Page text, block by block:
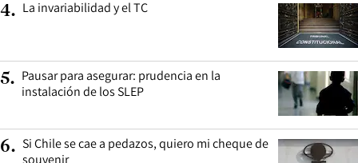
4. La invariabilidad y el TC
5. Pausar para asegurar: prudencia en la
instalación de los SLEP
6. Si Chile se cae a pedazos, quiero mi cheque de
souvenir